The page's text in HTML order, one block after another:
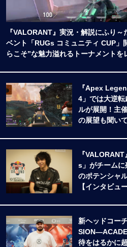
『VALORANT』実況・解説にふり
ベント「RUGs コミュニティ CUP」
らこそ”な魅力溢れるトーナメントを
『Apex
4」では大逆転
ルが展開！主
の展望も聞い
『
s」がチーム
のポテンシャ
【インタビュー
新ヘッドコー
待をはるかに